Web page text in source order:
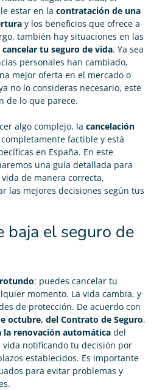
estar en la contratación de una
y los beneficios que ofrece a
también hay situaciones en las
cancelar tu seguro de vida. Ya sea
personales han cambiado,
mejor oferta en el mercado o
no lo consideras necesario, este
de lo que parece.
algo complejo, la cancelación
factible y está
en España. En este
una guía detallada para
de manera correcta,
las mejores decisiones según tus
baja el seguro de
: puedes cancelar tu
momento. La vida cambia, y
de protección. De acuerdo con
octubre, del Contrato de Seguro,
la renovación automática del
notificando tu decisión por
establecidos. Es importante
para evitar problemas y